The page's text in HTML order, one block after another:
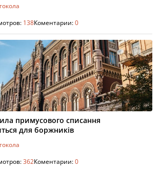
138Коментарии:0
примусового списання
для боржників
362Коментарии:0